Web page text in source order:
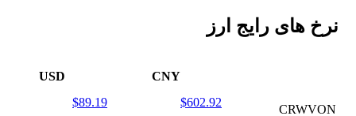
نرخ های رایج ارز
CNY
USD
CRWVON
$602.92
$89.19